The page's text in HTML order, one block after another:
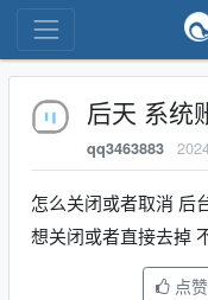
后天 系统
qq3463883
怎么关闭或者取消 后
想关闭或者直接去掉
点赞